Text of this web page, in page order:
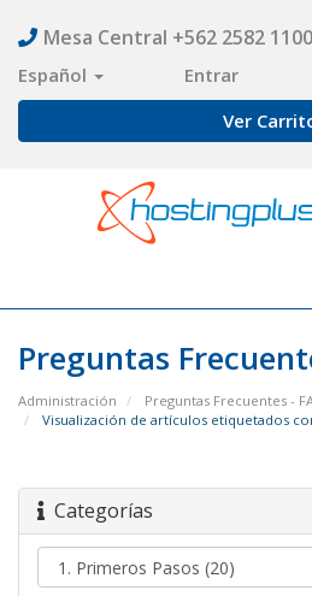
Mesa Central +562 2582 1100
Español Entrar
Ver
Preguntas
Administración
Preguntas Frecuentes -
Visualización de artículos etiquetados
Categorías